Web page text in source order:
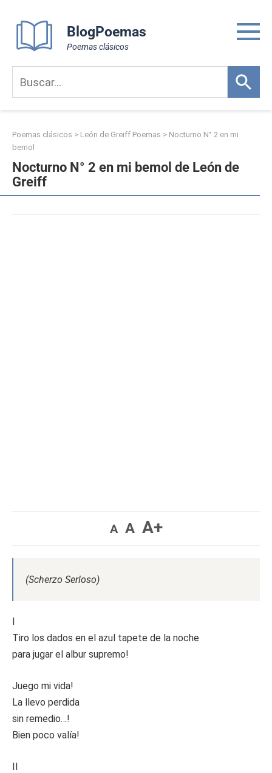
content
BlogPoemas
Poemas clásicos
Poemas clásicos > León de Greiff Poemas > Nocturno N° 2 en mi
bemol
Nocturno N° 2 en mi bemol de León de
Greiff
A A A+
(Scherzo Serloso)
I
Tiro los dados en el azul tapete de la noche
para jugar el albur supremo!
Juego mi vida!
La llevo perdida
sin remedio…!
Bien poco valía!
II